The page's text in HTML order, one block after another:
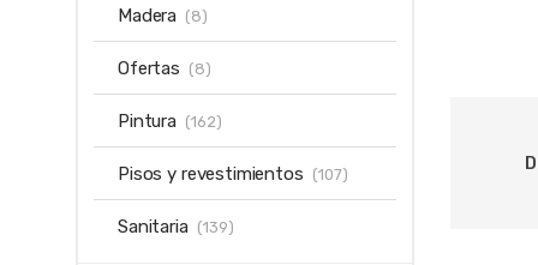
Madera (8)
Ofertas (8)
Pintura (162)
Pisos y revestimientos (107)
Sanitaria (139)